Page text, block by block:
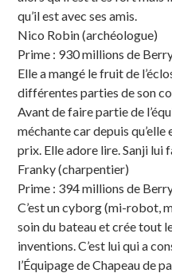
qu’il est avec ses amis.
Nico Robin (archéologue)
Prime : 930 millions de
Elle a mangé le fruit de
différentes parties de son
Avant de faire partie de
méchante car depuis
prix. Elle adore lire. Sanji lui
Franky (charpentier)
Prime : 394 millions de
C’est un cyborg (mi-robot,
soin du bateau et crée tout
inventions. C’est lui qui a
l’Équipage de Chapeau de